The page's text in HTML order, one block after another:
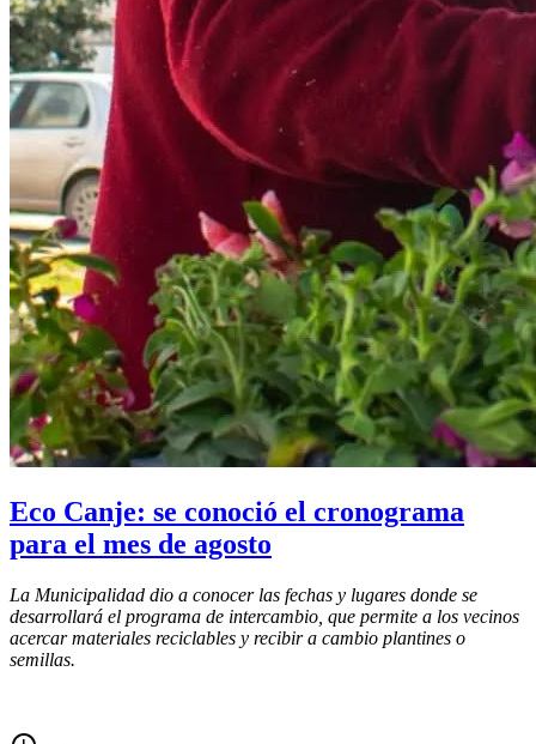
Eco Canje: se conoció el cronograma
para el mes de agosto
La Municipalidad dio a conocer las fechas y lugares donde se
desarrollará el programa de intercambio, que permite a los vecinos
acercar materiales reciclables y recibir a cambio plantines o
semillas.